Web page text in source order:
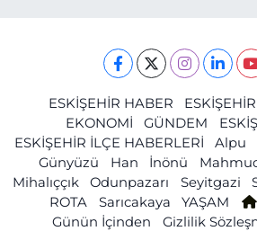
ESKİŞEHİR HABER
EKONOMİ
GÜNDEM
ESKİŞEHİR İLÇE HABERLERİ
Alpu
Günyüzü
Han İnönü
Mihalıççık
Odunpazarı Seyitgazi
ROTA
Sarıcakaya YAŞAM
Günün İçinden
Gizlilik